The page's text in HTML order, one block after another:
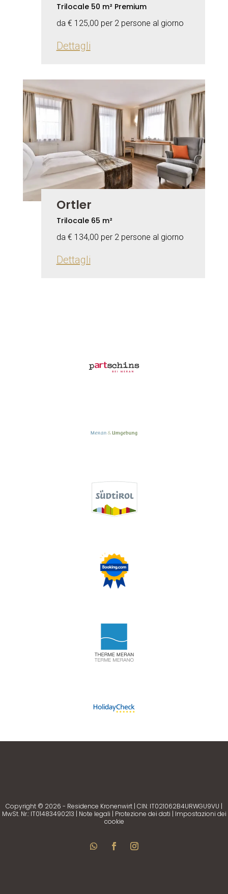
Trilocale 50 m² Premium
da € 125,00 per 2 persone al giorno
Dettagli
Ortler
Trilocale 65 m²
da € 134,00 per 2 persone al giorno
Dettagli
Copyright © 2026 - Residence Kronenwirt | CIN: IT021062B4URWGU9VU |
MwSt. Nr.: IT01483490213 | Note legali | Protezione dei dati | Impostazioni dei
cookie